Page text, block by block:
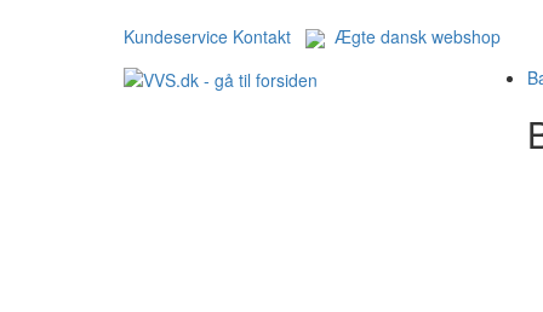
Kundeservice Kontakt
Ægte dansk webshop